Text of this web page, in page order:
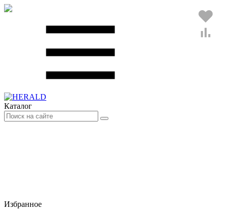
Каталог
Избранное